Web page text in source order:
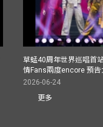
草蜢40周年世界巡唱首
情Fans兩度encore 預
2026-06-24
更多